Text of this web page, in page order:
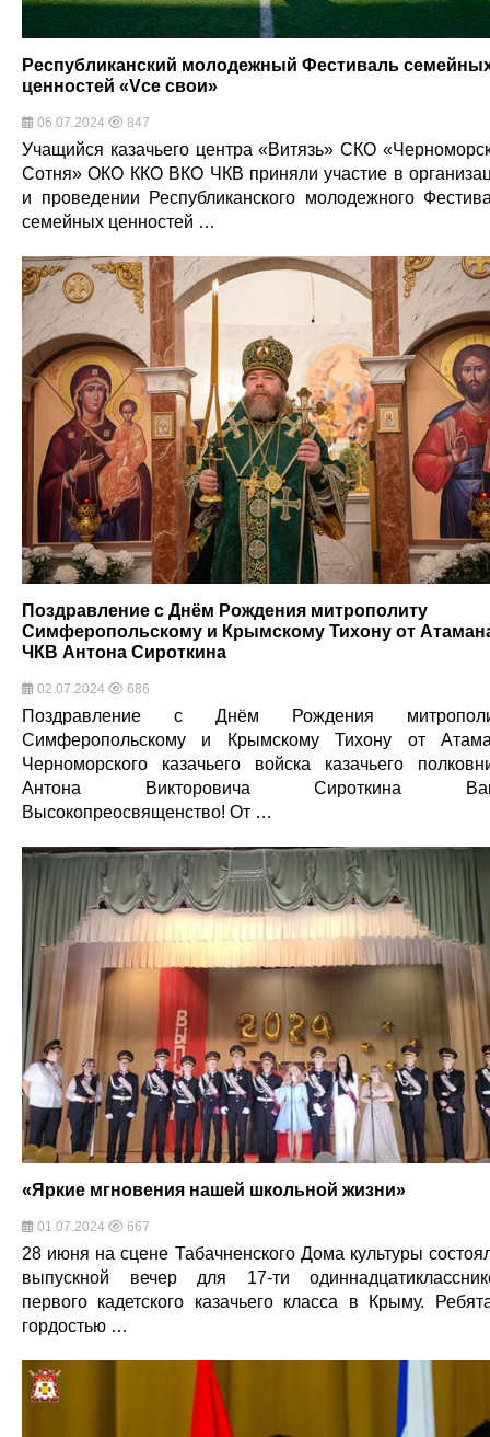
Республиканский молодежный Фестиваль
ценностей «Vсе свои»
06.07.2024 847
Учащийся казачьего центра «Витязь» СКО
Сотня» ОКО ККО ВКО ЧКВ приняли участие в
и проведении Республиканского молодежного
семейных ценностей …
Поздравление с Днём Рождения митрополиту
Симферопольскому и Крымскому Тихону от
ЧКВ Антона Сироткина
02.07.2024 686
Поздравление с Днём Рождения
Симферопольскому и Крымскому Тихону от
Черноморского казачьего войска казачьего
Антона Викторовича Сироткина
Высокопреосвященство! От …
«Яркие мгновения нашей школьной жизни»
01.07.2024 667
28 июня на сцене Табачненского Дома культуры
выпускной вечер для 17-ти
первого кадетского казачьего класса в Крыму.
гордостью …